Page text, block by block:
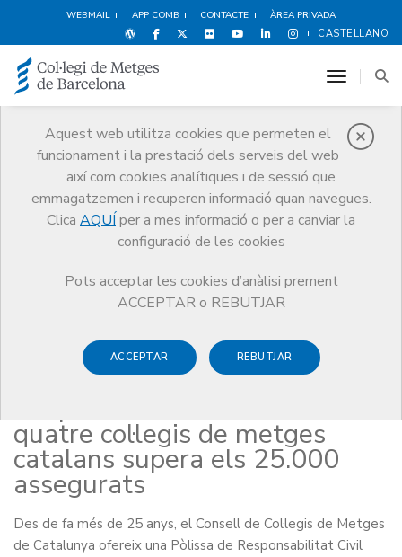
WEBMAIL APP COMB CONTACTE ÀREA PRIVADA
CASTELLANO
Aquest web utilitza cookies que permeten el
funcionament i la prestació dels serveis del web
així com cookies analítiques i de sessió que
emmagatzemen i recuperen informació quan navegues.
Clica AQUÍ per a mes informació o per a canviar la
configuració de les cookies
Pots acceptar les cookies d’anàlisi prement
ACCEPTAR o REBUTJAR
ACCEPTAR REBUTJAR
toggle
Notícies
Comunicació
Notícies
La pòlissa col·lectiva de Responsabilitat Civil dels quatre col·legis de
metges catalans supera els 25.000 assegurats
8 DE JULIOL DE 2015
La pòlissa col·lectiva de
Responsabilitat Civil dels
quatre col·legis de metges
catalans supera els 25.000
assegurats
Des de fa més de 25 anys, el Consell de Col·legis de Metges
de Catalunya ofereix una Pòlissa de Responsabilitat Civil